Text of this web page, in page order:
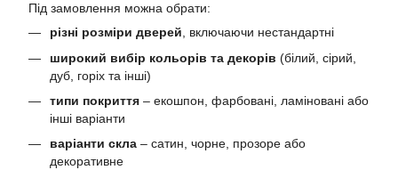
Під замовлення можна обрати:
різні розміри дверей , включаючи нестандартні
широкий вибір кольорів та декорів (білий, сірий,
дуб, горіх та інші)
типи покриття – екошпон, фарбовані, ламіновані або
інші варіанти
варіанти скла – сатин, чорне, прозоре або
декоративне